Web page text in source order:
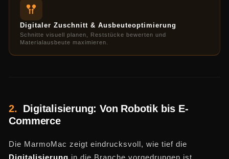
Digitaler Zuschnitt & Ausbeuteoptimierung
Schnitte visuell planen, Reststücke bewerten und
Materialausbeute maximieren.
2. Digitalisierung: Von Robotik bis E-
Commerce
Die MarmoMac zeigt eindrucksvoll, wie tief die
Digitalisierung in die Branche vorgedrungen ist.